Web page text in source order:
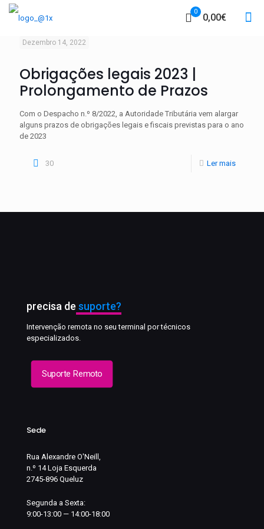
0
0,00€
Dezembro 14, 2022
Obrigações legais 2023 |
Prolongamento de Prazos
Com o Despacho n.º 8/2022, a Autoridade Tributária vem alargar
alguns prazos de obrigações legais e fiscais previstas para o ano
de 2023
30 Ler mais
precisa de suporte?
Intervenção remota no seu terminal por técnicos
especializados.
Suporte Remoto
Sede
Rua Alexandre O'Neill,
n.º 14 Loja Esquerda
2745-896 Queluz
Segunda a Sexta:
9:00-13:00 — 14:00-18:00